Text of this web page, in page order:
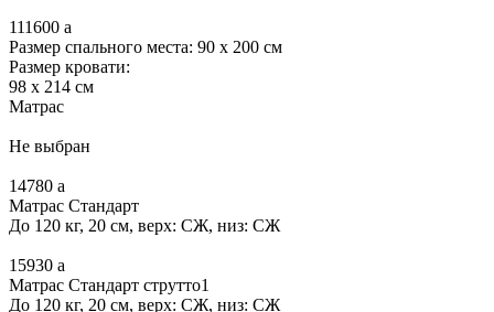
111600 a
Размер спального места: 90 x 200 см
Размер кровати:
98 x 214 см
Матрас
Не выбран
14780 a
Матрас Стандарт
До 120 кг, 20 см, верх: СЖ, низ: СЖ
15930 a
Матрас Стандарт струтто1
До 120 кг, 20 см, верх: СЖ, низ: СЖ